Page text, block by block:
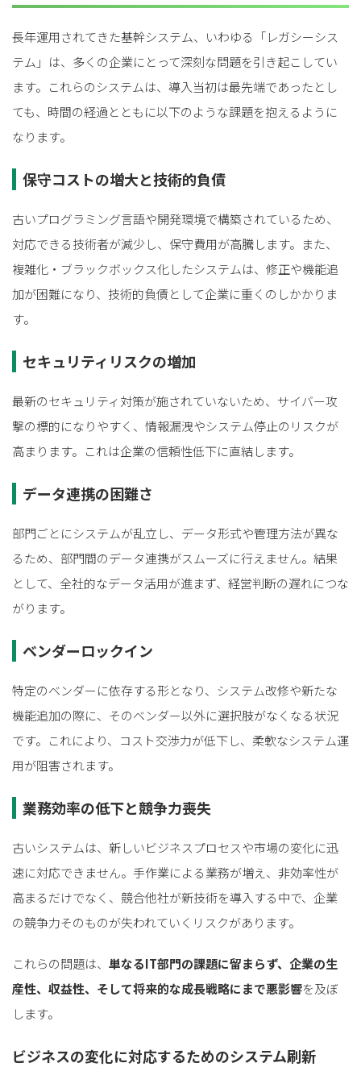
長年運用されてきた基幹システム、いわゆる「レガシーシス
テム」は、多くの企業にとって深刻な問題を引き起こしてい
ます。これらのシステムは、導入当初は最先端であったとし
ても、時間の経過とともに以下のような課題を抱えるように
なります。
保守コストの増大と技術的負債
古いプログラミング言語や開発環境で構築されているため、
対応できる技術者が減少し、保守費用が高騰します。また、
複雑化・ブラックボックス化したシステムは、修正や機能追
加が困難になり、技術的負債として企業に重くのしかかりま
す。
セキュリティリスクの増加
最新のセキュリティ対策が施されていないため、サイバー攻
撃の標的になりやすく、情報漏洩やシステム停止のリスクが
高まります。これは企業の信頼性低下に直結します。
データ連携の困難さ
部門ごとにシステムが乱立し、データ形式や管理方法が異な
るため、部門間のデータ連携がスムーズに行えません。結果
として、全社的なデータ活用が進まず、経営判断の遅れにつな
がります。
ベンダーロックイン
特定のベンダーに依存する形となり、システム改修や新たな
機能追加の際に、そのベンダー以外に選択肢がなくなる状況
です。これにより、コスト交渉力が低下し、柔軟なシステム運
用が阻害されます。
業務効率の低下と競争力喪失
古いシステムは、新しいビジネスプロセスや市場の変化に迅
速に対応できません。手作業による業務が増え、非効率性が
高まるだけでなく、競合他社が新技術を導入する中で、企業
の競争力そのものが失われていくリスクがあります。
これらの問題は、 単なるIT部門の課題に留まらず、企業の生
産性、収益性、そして将来的な成長戦略にまで悪影響を及ぼ
します。
ビジネスの変化に対応するためのシステム刷新